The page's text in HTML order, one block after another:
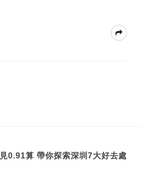
0.91算 帶你探索深圳7大好去處